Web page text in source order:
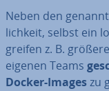
Neben den
lich­keit, selbst ein
greifen z. B.
eigenen Teams
Docker-Imageszu